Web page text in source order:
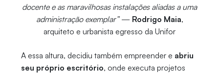
docente e as maravilhosas instalações aliadas a uma
administração exemplar”— Rodrigo Maia,
arquiteto e urbanista egresso da Unifor
A essa altura, decidiu também empreender e abriu
seu próprio escritório, onde executa projetos